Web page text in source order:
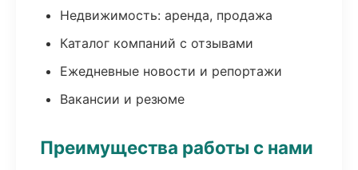
Недвижимость: аренда, продажа
Каталог компаний с отзывами
Ежедневные новости и репортажи
Вакансии и резюме
Преимущества работы с нами